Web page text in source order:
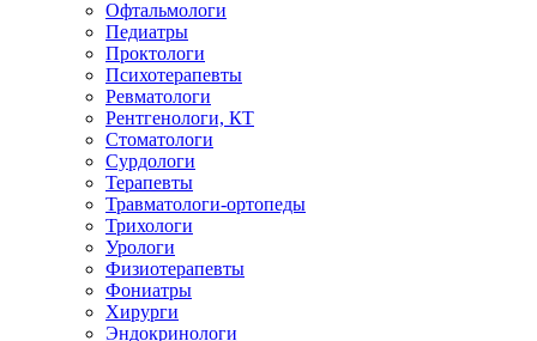
Офтальмологи
Педиатры
Проктологи
Психотерапевты
Ревматологи
Рентгенологи, КТ
Стоматологи
Сурдологи
Терапевты
Травматологи-ортопеды
Трихологи
Урологи
Физиотерапевты
Фониатры
Хирурги
Эндокринологи